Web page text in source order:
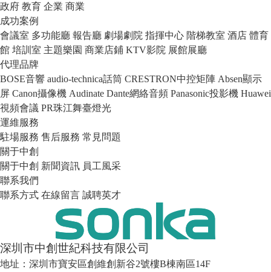
政府 教育 企業 商業
成功案例
會議室 多功能廳 報告廳 劇場劇院 指揮中心 階梯教室 酒店 體育
館 培訓室 主題樂園 商業店鋪 KTV影院 展館展廳
代理品牌
BOSE音響 audio-technica話筒 CRESTRON中控矩陣 Absen顯示
屏 Canon攝像機 Audinate Dante網絡音頻 Panasonic投影機 Huawei
視頻會議 PR珠江舞臺燈光
運維服務
駐場服務 售后服務 常見問題
關于中創
關于中創 新聞資訊 員工風采
聯系我們
聯系方式 在線留言 誠聘英才
深圳市中創世紀科技有限公司
地址：深圳市寶安區創維創新谷2號樓B棟南區14F